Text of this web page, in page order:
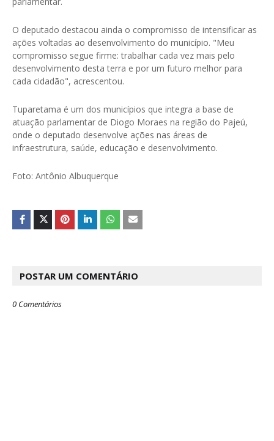
O deputado destacou ainda o compromisso de intensificar as
ações voltadas ao desenvolvimento do município. "Meu
compromisso segue firme: trabalhar cada vez mais pelo
desenvolvimento desta terra e por um futuro melhor para
cada cidadão", acrescentou.
Tuparetama é um dos municípios que integra a base de
atuação parlamentar de Diogo Moraes na região do Pajeú,
onde o deputado desenvolve ações nas áreas de
infraestrutura, saúde, educação e desenvolvimento.
Foto: Antônio Albuquerque
POSTAR UM COMENTÁRIO
0 Comentários